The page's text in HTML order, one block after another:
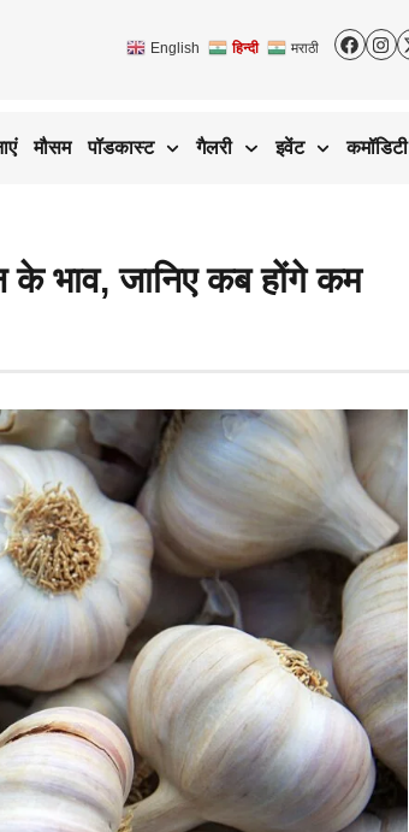
English हिन्दी मराठी
मौसम पॉडकास्ट गैलरी इवेंट कमॉडिटी
भाव, जानिए कब होंगे कम